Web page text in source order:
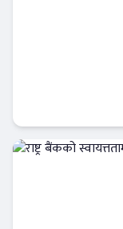
Banner News